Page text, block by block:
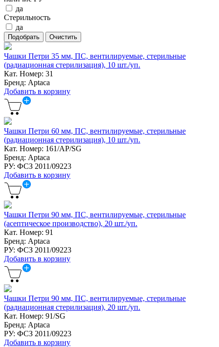
да
Стерильность
да
Чашки Петри 35 мм, ПС, вентилируемые, стерильные
(радиационная стерилизация), 10 шт./уп.
Кат. Номер: 31
Бренд: Aptaca
Добавить в корзину
Чашки Петри 60 мм, ПС, вентилируемые, стерильные
(радиационная стерилизация), 10 шт./уп.
Кат. Номер: 161/AP/SG
Бренд: Aptaca
РУ: ФСЗ 2011/09223
Добавить в корзину
Чашки Петри 90 мм, ПС, вентилируемые, стерильные
(асептическое производство), 20 шт./уп.
Кат. Номер: 91
Бренд: Aptaca
РУ: ФСЗ 2011/09223
Добавить в корзину
Чашки Петри 90 мм, ПС, вентилируемые, стерильные
(радиационная стерилизация), 20 шт./уп.
Кат. Номер: 91/SG
Бренд: Aptaca
РУ: ФСЗ 2011/09223
Добавить в корзину